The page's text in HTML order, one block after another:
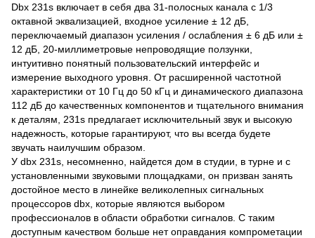
Dbx 231s включает в себя два 31-полосных канала с 1/3
октавной эквализацией, входное усиление ± 12 дБ,
переключаемый диапазон усиления / ослабления ± 6 дБ или ±
12 дБ, 20-миллиметровые непроводящие ползунки,
интуитивно понятный пользовательский интерфейс и
измерение выходного уровня. От расширенной частотной
характеристики от 10 Гц до 50 кГц и динамического диапазона
112 дБ до качественных компонентов и тщательного внимания
к деталям, 231s предлагает исключительный звук и высокую
надежность, которые гарантируют, что вы всегда будете
звучать наилучшим образом.
У dbx 231s, несомненно, найдется дом в студии, в турне и с
установленными звуковыми площадками, он призван занять
достойное место в линейке великолепных сигнальных
процессоров dbx, которые являются выбором
профессионалов в области обработки сигналов. С таким
доступным качеством больше нет оправдания компрометации